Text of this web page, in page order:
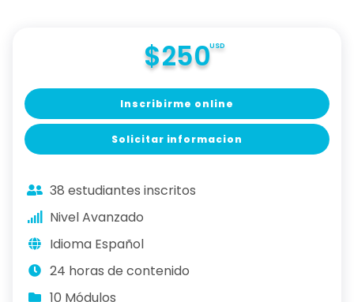
$250USD
Inscribirme online
Solicitar informacion
38 estudiantes inscritos
Nivel Avanzado
Idioma Español
24 horas de contenido
10 Módulos